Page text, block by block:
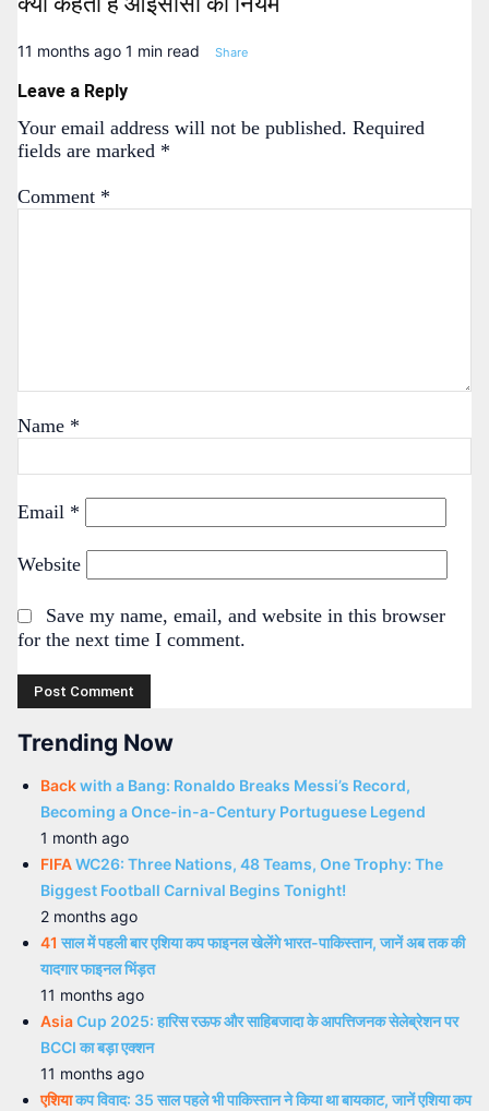
11 months ago 1 min read Share
Leave a Reply
Your email address will not be published. Required
fields are marked *
Comment *
Name *
Email *
Website
Save my name, email, and website in this browser
for the next time I comment.
Trending Now
Backwith a Bang: Ronaldo Breaks Messi’s Record,
Becoming a Once-in-a-Century Portuguese Legend
1 month ago
FIFAWC26: Three Nations, 48 Teams, One Trophy: The
Biggest Football Carnival Begins Tonight!
2 months ago
41 साल में पहली बार एशिया कप फाइनल खेलेंगे भारत-पाकिस्तान, जानें अब तक की
यादगार फाइनल भिंड़त
11 months ago
AsiaCup 2025: हारिस रऊफ और साहिबजादा के आपत्तिजनक सेलेब्रेशन पर
BCCI का बड़ा एक्शन
11 months ago
एशियाकप विवाद: 35 साल पहले भी पाकिस्तान ने किया था बायकाट, जानें एशिया कप